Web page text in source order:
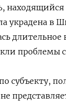
находящийся
в
проблемы
субъекту,
не